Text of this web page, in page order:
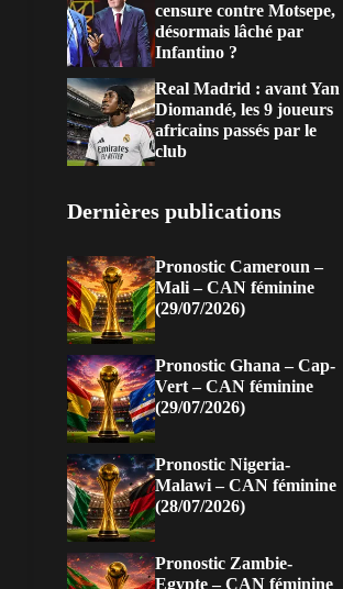
censure contre Motsepe,
désormais lâché par
Infantino ?
Real Madrid : avant Yan
Diomandé, les 9 joueurs
africains passés par le
club
Dernières publications
Pronostic Cameroun –
Mali – CAN féminine
(29/07/2026)
Pronostic Ghana – Cap-
Vert – CAN féminine
(29/07/2026)
Pronostic Nigeria-
Malawi – CAN féminine
(28/07/2026)
Pronostic Zambie-
Egypte – CAN féminine